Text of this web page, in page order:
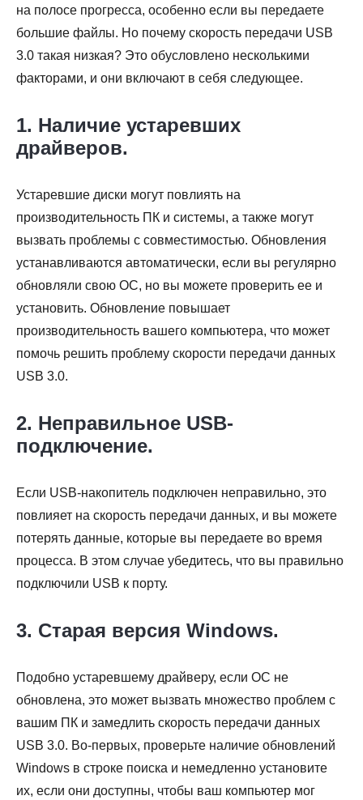
на полосе прогресса, особенно если вы передаете
большие файлы. Но почему скорость передачи USB
3.0 такая низкая? Это обусловлено несколькими
факторами, и они включают в себя следующее.
1. Наличие устаревших
драйверов.
Устаревшие диски могут повлиять на
производительность ПК и системы, а также могут
вызвать проблемы с совместимостью. Обновления
устанавливаются автоматически, если вы регулярно
обновляли свою ОС, но вы можете проверить ее и
установить. Обновление повышает
производительность вашего компьютера, что может
помочь решить проблему скорости передачи данных
USB 3.0.
2. Неправильное USB-
подключение.
Если USB-накопитель подключен неправильно, это
повлияет на скорость передачи данных, и вы можете
потерять данные, которые вы передаете во время
процесса. В этом случае убедитесь, что вы правильно
подключили USB к порту.
3. Старая версия Windows.
Подобно устаревшему драйверу, если ОС не
обновлена, это может вызвать множество проблем с
вашим ПК и замедлить скорость передачи данных
USB 3.0. Во-первых, проверьте наличие обновлений
Windows в строке поиска и немедленно установите
их, если они доступны, чтобы ваш компьютер мог